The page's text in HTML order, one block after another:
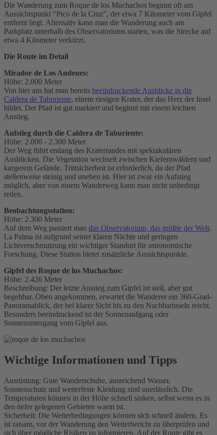
Die Wanderung zum Roque de los Muchachos beginnt oft am
Aussichtspunkt "Pico de la Cruz", der etwa 7 Kilometer vom Gipfel
entfernt liegt. Alternativ kann man die Wanderung auch am
Parkplatz unterhalb des Observatoriums starten, was die Strecke auf
etwa 4 Kilometer verkürzt.
Die Route im Detail
Mirador de Los Andenes:
Höhe: 2.000 Meter
Von hier aus hat man bereits beeindruckende Ausblicke in die
Caldera de Taburiente, einem riesigen Krater, der das Herz der Insel
bildet. Der Pfad ist gut markiert und beginnt mit einem leichten
Anstieg.
Aufstieg durch die Caldera de Taburiente:
Höhe: 2.000 - 2.300 Meter
Der Weg führt entlang des Kraterrandes mit spektakulären
Ausblicken. Die Vegetation wechselt zwischen Kiefernwäldern und
kargerem Gelände. Trittsicherheit ist erforderlich, da der Pfad
stellenweise steinig und uneben ist. Hier ist zwar ein Aufstieg
möglich, aber von einem Wanderweg kann man nicht unbedingt
reden.
Beobachtungsstation:
Höhe: 2.300 Meter
Auf dem Weg passiert man das Observatorium, das größte der Welt.
La Palma ist aufgrund seiner klaren Nächte und geringen
Lichtverschmutzung ein wichtiger Standort für astronomische
Forschung. Diese Station bietet zusätzliche Aussichtspunkte.
Gipfel des Roque de los Muchachos:
Höhe: 2.426 Meter
Beschreibung: Der letzte Anstieg zum Gipfel ist steil, aber gut
begehbar. Oben angekommen, erwartet die Wanderer ein 360-Grad-
Panoramablick, der bei klarer Sicht bis zu den Nachbarinseln reicht.
Besonders beeindruckend ist der Sonnenaufgang oder
Sonnenuntergang vom Gipfel aus.
Wichtige Informationen und Tipps
Ausrüstung: Gute Wanderschuhe, ausreichend Wasser,
Sonnenschutz und wetterfeste Kleidung sind unerlässlich. Die
Temperaturen können in der Höhe schnell sinken, selbst wenn es in
den tiefer gelegenen Gebieten warm ist.
Sicherheit: Die Wetterbedingungen können sich schnell ändern. Es
ist ratsam, vor der Wanderung den Wetterbericht zu überprüfen und
sich über mögliche Risiken zu informieren. Auf der Route gibt es